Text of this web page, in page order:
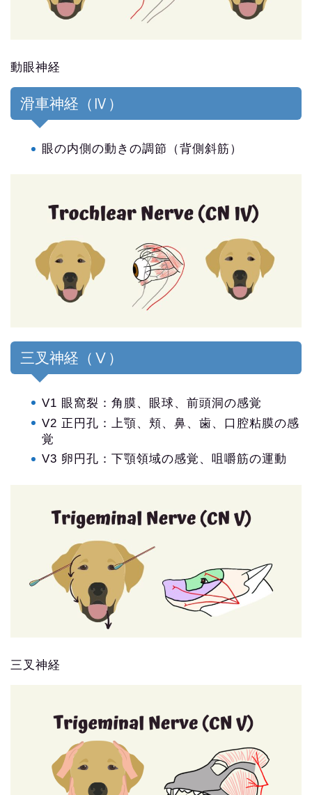
動眼神経
滑車神経（Ⅳ）
眼の内側の動きの調節（背側斜筋）
三叉神経（Ⅴ）
V1 眼窩裂：角膜、眼球、前頭洞の感覚
V2 正円孔：上顎、頬、鼻、歯、口腔粘膜の感
覚
V3 卵円孔：下顎領域の感覚、咀嚼筋の運動
三叉神経